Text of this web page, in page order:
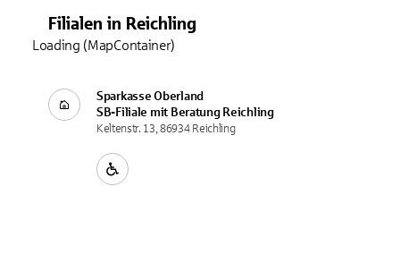
Filialen in Reichling
Sparkasse Oberland
SB-Filiale mit Beratung Reichling
Keltenstr. 13, 86934 Reichling
Loading (MapContainer)